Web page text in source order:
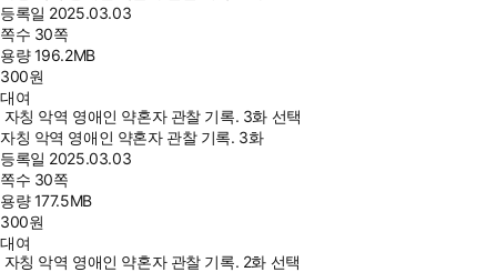
등록일 2025.03.03
쪽수 30쪽
용량196.2MB
300원
대여
자칭 악역 영애인 약혼자 관찰 기록. 3화 선택
자칭 악역 영애인 약혼자 관찰 기록. 3화
등록일 2025.03.03
쪽수 30쪽
용량177.5MB
300원
대여
자칭 악역 영애인 약혼자 관찰 기록. 2화 선택